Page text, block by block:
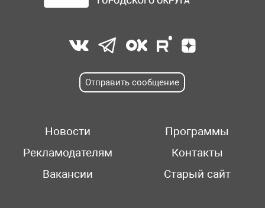
Отправить сообщение
Новости
Программы
Рекламодателям
Контакты
Вакансии
Старый сайт